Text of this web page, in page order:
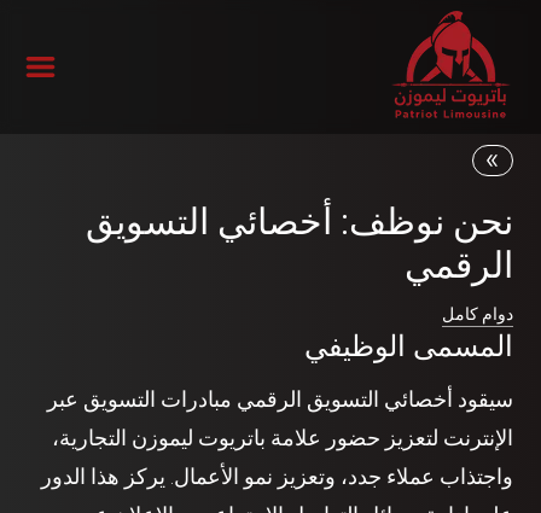
نحن نوظف: أخصائي التسويق
الرقمي
دوام كامل
المسمى الوظيفي
سيقود أخصائي التسويق الرقمي مبادرات التسويق عبر
الإنترنت لتعزيز حضور علامة باتريوت ليموزن التجارية،
واجتذاب عملاء جدد، وتعزيز نمو الأعمال. يركز هذا الدور